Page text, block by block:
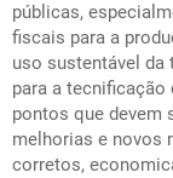
públicas,
fiscais para a
uso sustentável da
para a
pontos que devem
melhorias e novos
corretos,